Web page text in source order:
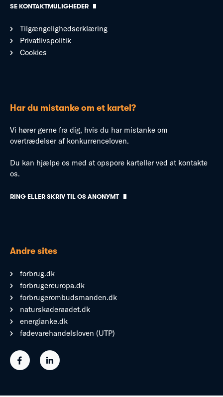
SE KONTAKTMULIGHEDER
Tilgængelighedserklæring
Privatlivspolitik
Cookies
Har du mistanke om et kartel?
Vi hører gerne fra dig, hvis du har mistanke om
overtrædelser af konkurrenceloven.
Du kan hjælpe os med at opspore karteller ved at kontakte
os.
RING ELLER SKRIV TIL OS ANONYMT
Andre sites
forbrug.dk
forbrugereuropa.dk
forbrugerombudsmanden.dk
naturskaderaadet.dk
energianke.dk
fødevarehandelsloven (UTP)